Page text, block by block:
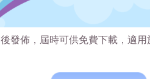
佈，屆時可供免費下載，適